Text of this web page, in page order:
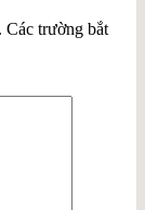
Các trường bắt